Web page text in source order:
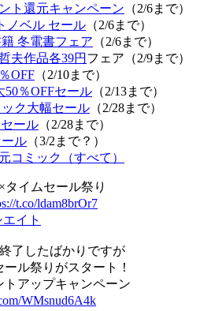
ト還元キャンペーン （2/6まで）
ノベル セール （2/6まで）
冬電書フェア （2/6まで）
夫作品各39円 フェア（2/9まで）
OFF （2/10まで）
％OFFセール （2/13まで）
ク大幅セール （2/28まで）
ール （2/28まで）
ル （3/2まで？）
コミック（すべて）
タイムセール祭り
t.co/ldam8brOr7
イト
了したばかりですが
ル祭りがスタート！
トアップキャンペーン
WMsnud6A4k